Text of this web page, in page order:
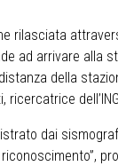
rilasciata
ad arrivare alla
della
ricercatrice
dai